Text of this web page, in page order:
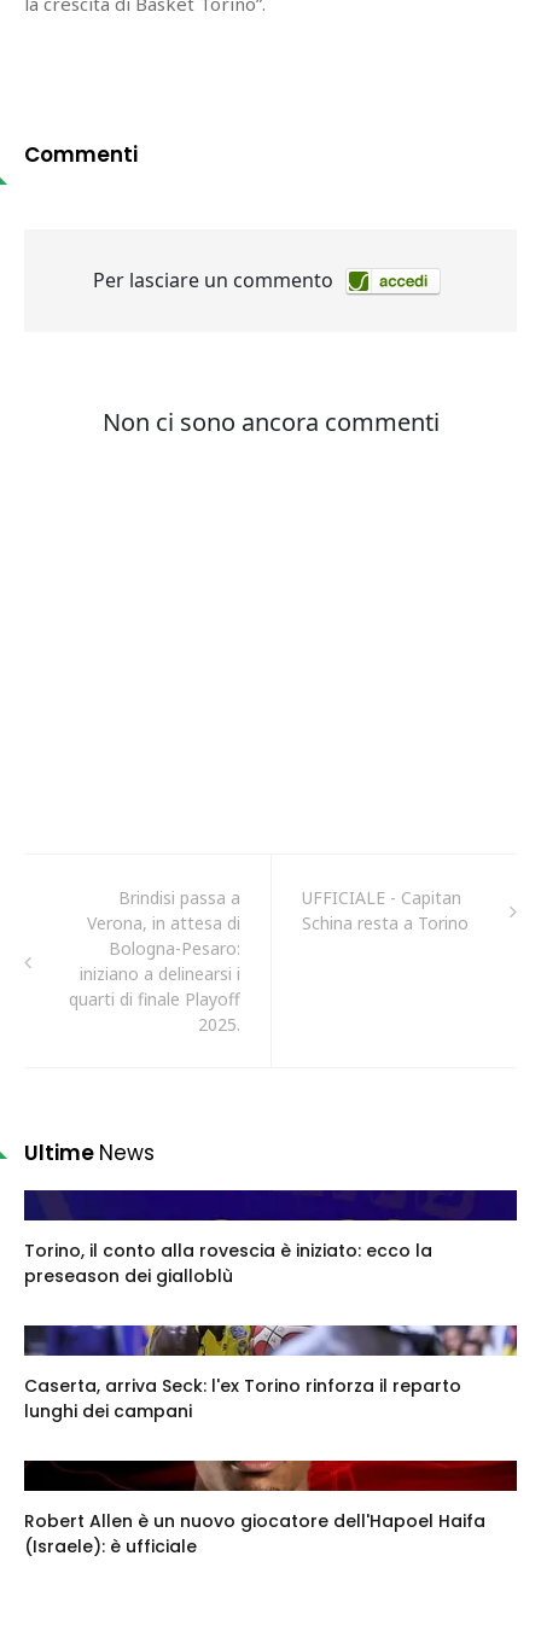
Commenti
Brindisi passa a
Verona, in attesa di
Bologna-Pesaro:
iniziano a delinearsi i
quarti di finale Playoff
2025.
UFFICIALE - Capitan
Schina resta a Torino
Ultime News
Torino, il conto alla rovescia è iniziato: ecco la
preseason dei gialloblù
Caserta, arriva Seck: l'ex Torino rinforza il reparto
lunghi dei campani
Robert Allen è un nuovo giocatore dell'Hapoel Haifa
(Israele): è ufficiale